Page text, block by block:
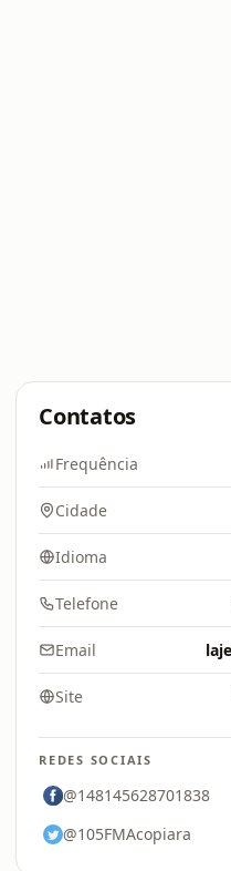
Contatos
Frequência
Cidade
Idioma
Telefone
Email
Site
REDES SOCIAIS
@148145628701838
@105FMAcopiara